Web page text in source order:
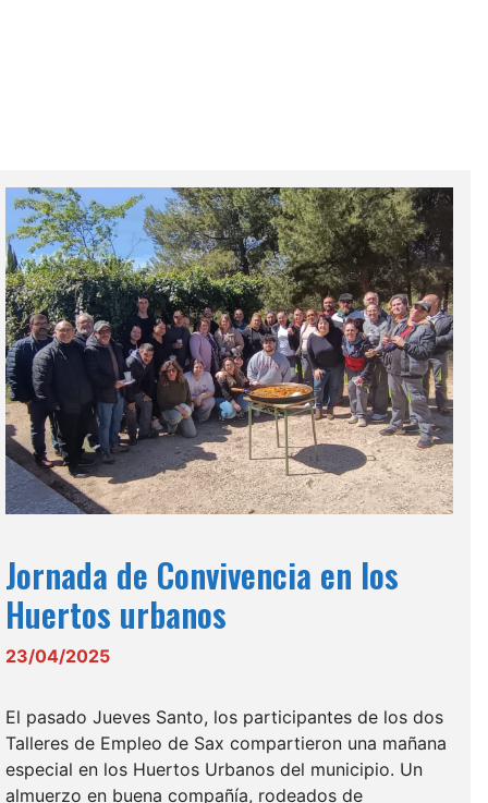
Jornada de Convivencia en los
Huertos urbanos
23/04/2025
El pasado Jueves Santo, los participantes de los dos
Talleres de Empleo de Sax compartieron una mañana
especial en los Huertos Urbanos del municipio. Un
almuerzo en buena compañía, rodeados de